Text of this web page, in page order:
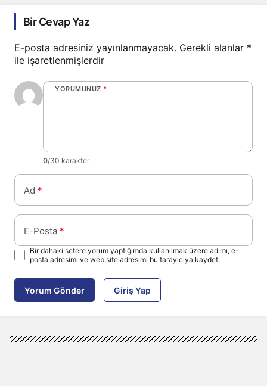
Bir Cevap Yaz
E-posta adresiniz yayınlanmayacak. Gerekli alanlar *
ile işaretlenmişlerdir
YORUMUNUZ *
0/30 karakter
Ad *
E-Posta *
Bir dahaki sefere yorum yaptığımda kullanılmak üzere adımı, e-
posta adresimi ve web site adresimi bu tarayıcıya kaydet.
Yorum Gönder Giriş Yap